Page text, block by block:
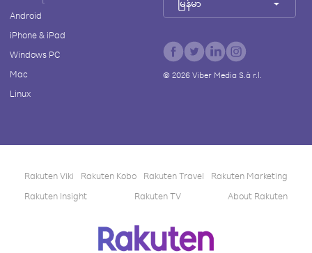
Android
iPhone & iPad
Windows PC
Mac
Linux
မြန်မာ
© 2026Viber Media S.à r.l.
Rakuten Viki Rakuten Kobo Rakuten Travel
Rakuten Marketing
Rakuten Insight
Rakuten TV About Rakuten